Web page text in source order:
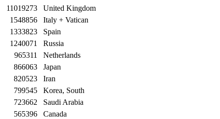
11019273
United Kingdom
1548856
Italy + Vatican
1333823
Spain
1240071
Russia
965311
Netherlands
866063
Japan
820523
Iran
799545
Korea, South
723662
Saudi Arabia
565396
Canada